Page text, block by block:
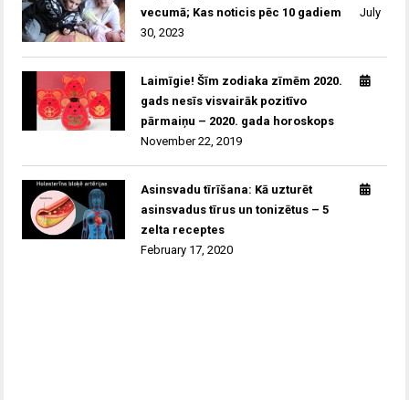
vecumā; Kas noticis pēc 10 gadiem
July
30, 2023
Laimīgie! Šīm zodiaka zīmēm 2020.
gads nesīs visvairāk pozitīvo
pārmaiņu – 2020. gada horoskops
November 22, 2019
Asinsvadu tīrīšana: Kā uzturēt
asinsvadus tīrus un tonizētus – 5
zelta receptes
February 17, 2020